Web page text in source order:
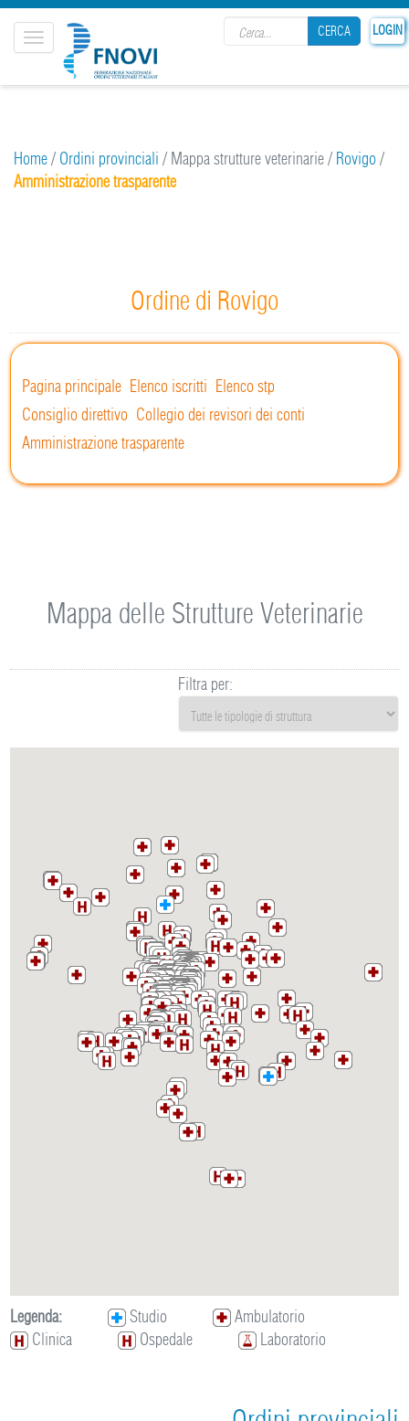
LOGIN
CERCA
Toggle
navigation
Home/ Ordini provinciali / Mappa strutture veterinarie/ Rovigo/
Amministrazione trasparente
Ordine di Rovigo
Pagina principale Elenco iscritti Elenco stp
Consiglio direttivo Collegio dei revisori dei conti
Amministrazione trasparente
Mappa delle Strutture Veterinarie
Filtra per:
Legenda: Studio
Ambulatorio
Clinica
Ospedale Laboratorio